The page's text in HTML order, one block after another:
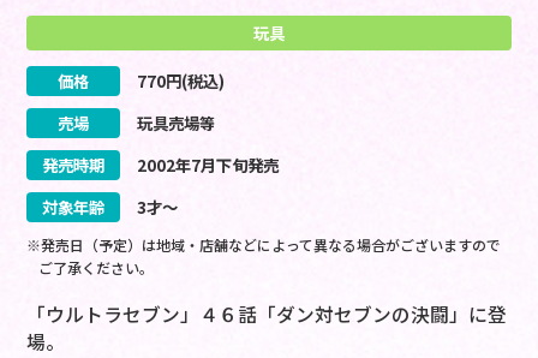
玩具
価格 770円(税込)
売場
玩具売場等
発売時期
2002年7月下旬発売
対象年齢
3才～
※発売日（予定）は地域・店舗などによって異なる場合がございますので
ご了承ください。
「ウルトラセブン」４６話「ダン対セブンの決闘」に登
場。